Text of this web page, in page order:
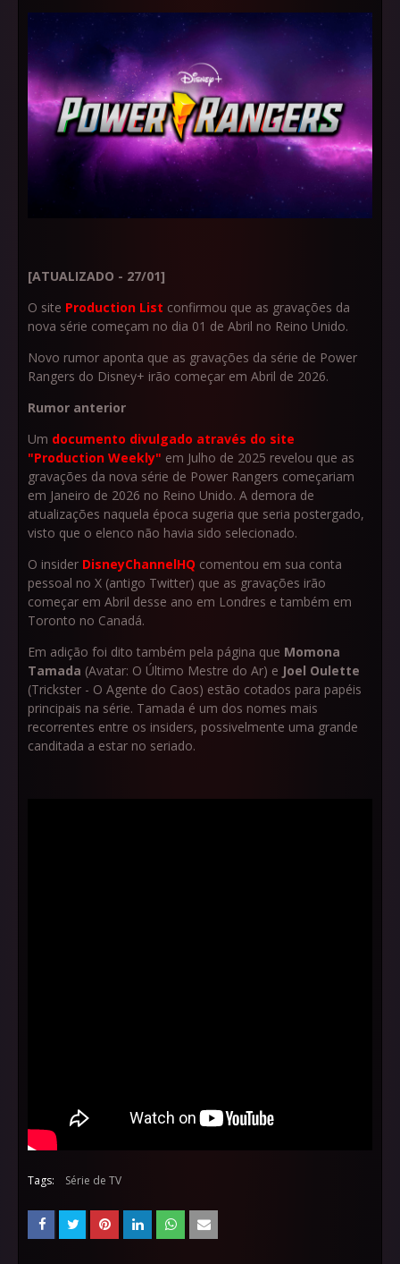
[ATUALIZADO - 27/01]
O site Production List confirmou que as gravações da
nova série começam no dia 01 de Abril no Reino Unido.
Novo rumor aponta que as gravações da série de Power
Rangers do Disney+ irão começar em Abril de 2026.
Rumor anterior
Um documento divulgado através do site
"Production Weekly" em Julho de 2025 revelou que as
gravações da nova série de Power Rangers começariam
em Janeiro de 2026 no Reino Unido. A demora de
atualizações naquela época sugeria que seria postergado,
visto que o elenco não havia sido selecionado.
O insider DisneyChannelHQ comentou em sua conta
pessoal no X (antigo Twitter) que as gravações irão
começar em Abril desse ano em Londres e também em
Toronto no Canadá.
Em adição foi dito também pela página que Momona
Tamada (Avatar: O Último Mestre do Ar) e Joel Oulette
(Trickster - O Agente do Caos) estão cotados para papéis
principais na série. Tamada é um dos nomes mais
recorrentes entre os insiders, possivelmente uma grande
canditada a estar no seriado.
Tags: Série de TV